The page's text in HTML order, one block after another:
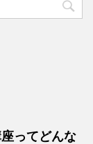
ってどんな